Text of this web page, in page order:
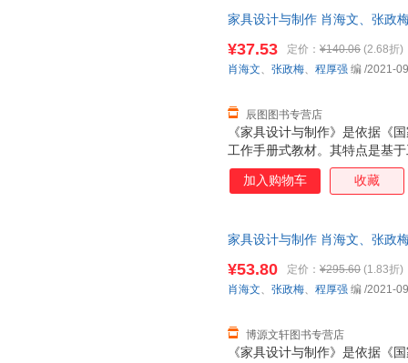
与在线开放课程（https://
集，为培养学生的素质目标、
源。本书的适用对象是高等院
家具设计与制作 肖海文、张政
《家具设计与制作》是依据《
工作手册式教材。其特点是基
等级要求，引入家具企业典型
线，设计“模块一项目一工作
1.chaoxing.com/course/
个教学视频、动画演示、教学
的素质目标、知识目标与能力
接家具设计师岗位需求，具有
¥37.53 定价： ¥140.06 (2.68折)
辰图图书专营店
肖海文、 张政梅、 程厚强 编 /2021-
加入购物车 收藏
家具设计与制作 肖海文、张政
《家具设计与制作》是依据《
¥53.80 定价： ¥295.60 (1.83折)
博源文轩图书专营店
肖海文、 张政梅、 程厚强 编 /2021-